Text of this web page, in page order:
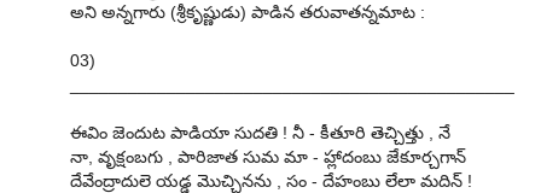
అని అన్నగారు (శ్రీకృష్ణుడు) పాడిన తరువాతన్నమాట :
03)
ఈవిం జెందుట పాడియా సుదతి ! నీ - కీతూరి తెచ్చిత్తు , నే
నా, వృక్షంబగు , పారిజాత సుమ మా - హ్లాదంబు జేకూర్చగాన్
దేవేంద్రాదులె యడ్డ మొచ్చినను , సం - దేహంబు లేలా మదిన్ !